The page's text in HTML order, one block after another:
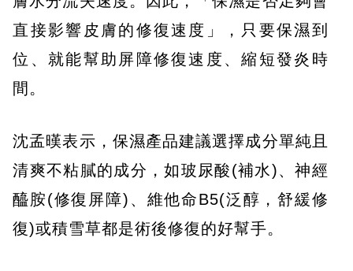
直接影響皮膚的修復速度」，只要保濕到
位、就能幫助屏障修復速度、縮短發炎時
間。
沈孟暵表示，保濕產品建議選擇成分單純且
清爽不粘膩的成分，如玻尿酸(補水)、神經
醯胺(修復屏障)、維他命B5(泛醇，舒緩修
復)或積雪草都是術後修復的好幫手。